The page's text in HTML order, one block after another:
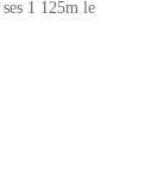
1 125m le